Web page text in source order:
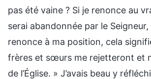
pas été vaine ? Si je renonce au
serai abandonnée par le Seigneur,
renonce à ma position, cela
frères et sœurs me rejetteront et
de l’Église. » J’avais beau y